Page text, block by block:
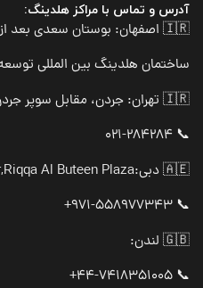
آدرس و تماس با مراکز هلدینگ:
🇮🇷 اصفهان: بوستان سعدی بعد از هتل چهل پنجره
ساختمان هلدینگ بین المللی
🇮🇷 تهران: جردن، مقابل سوپر جردن
📞 021-284284
🇦🇪 دبی:
Al Buteen Plaza
📞 971-558977343+
🇬🇧 لندن:
📞 44-7418351005+